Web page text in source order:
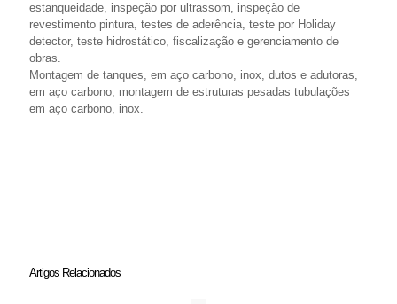
estanqueidade, inspeção por ultrassom, inspeção de
revestimento pintura, testes de aderência, teste por Holiday
detector, teste hidrostático, fiscalização e gerenciamento de
obras.
Montagem de tanques, em aço carbono, inox, dutos e adutoras,
em aço carbono, montagem de estruturas pesadas tubulações
em aço carbono, inox.
Artigos Relacionados